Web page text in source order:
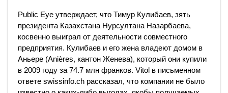
Public Eye утверждает, что Тимур Кулибаев, зять
президента Казахстана Нурсултана Назарбаева,
косвенно выиграл от деятельности совместного
предприятия. Кулибаев и его жена владеют домом в
Аньере (Anières, кантон Женева), который они купили
в 2009 году за 74.7 млн франков. Vitol в письменном
ответе swissinfo.ch рассказал, что компании не было